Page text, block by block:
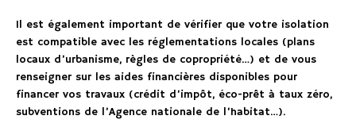
Il est également important de vérifier que votre isolation
est compatible avec les réglementations locales (plans
locaux d’urbanisme, règles de copropriété…) et de vous
renseigner sur les aides financières disponibles pour
financer vos travaux (crédit d’impôt, éco-prêt à taux zéro,
subventions de l’Agence nationale de l’habitat…).